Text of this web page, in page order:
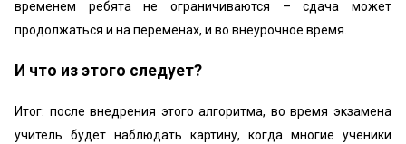
временем ребята не ограничиваются – сдача может
продолжаться и на переменах, и во внеурочное время.
И что из этого следует?
Итог: после внедрения этого алгоритма, во время экзамена
учитель будет наблюдать картину, когда многие ученики